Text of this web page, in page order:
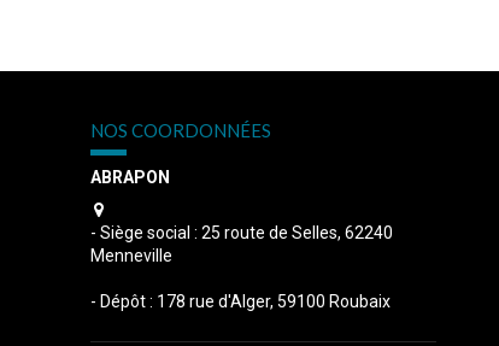
NOS COORDONNÉES
ABRAPON
- Siège social : 25 route de Selles, 62240
Menneville
- Dépôt : 178 rue d'Alger, 59100 Roubaix